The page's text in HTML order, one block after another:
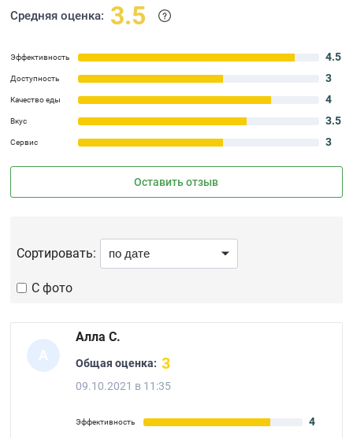
Средняя оценка: 3.5
Эффективность 4.5
Доступность 3
Качество еды 4
Вкус 3.5
Сервис 3
Оставить отзыв
С фото
Сортировать:
А
Алла С.
Общая оценка: 3
09.10.2021 в 11:35
Эффективность 4